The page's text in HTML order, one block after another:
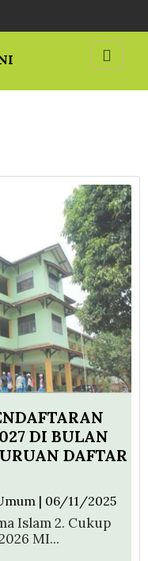
DI BULAN
DAFTAR
| 06/11/2025
Islam 2. Cukup
MI...